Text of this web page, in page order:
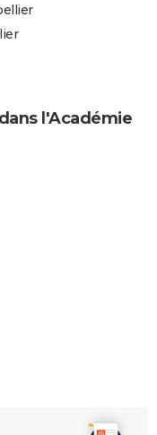
l'Académie